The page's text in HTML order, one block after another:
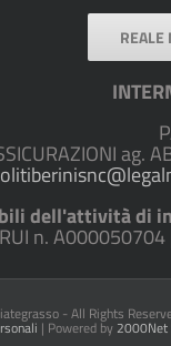
ag.
dell'attività di
n.
- All Rights
| Powered by 2000Net